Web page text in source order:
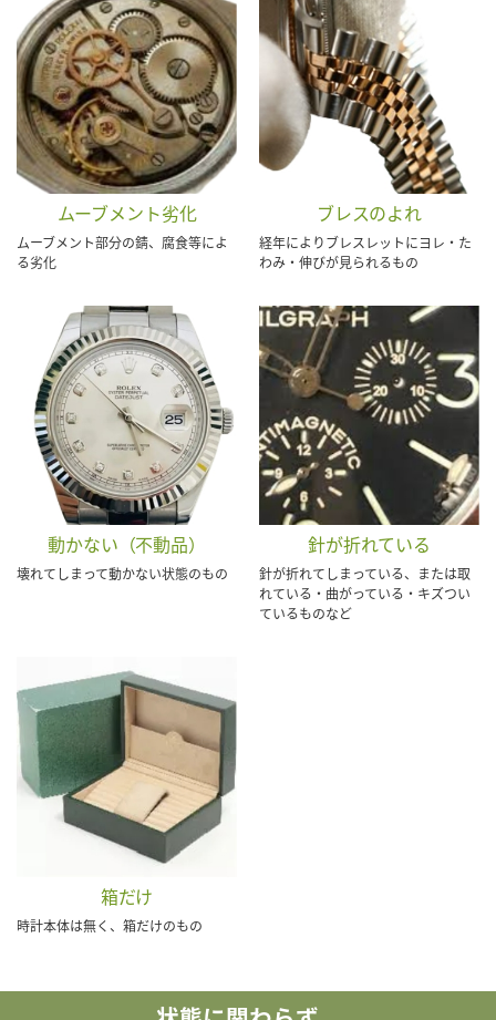
ムーブメント劣化
ムーブメント部分の錆、腐食等によ
る劣化
ブレスのよれ
経年によりブレスレットにヨレ・た
わみ・伸びが見られるもの
動かない（不動品）
壊れてしまって動かない状態のもの
針が折れている
針が折れてしまっている、または取
れている・曲がっている・キズつい
ているものなど
箱だけ
時計本体は無く、箱だけのもの